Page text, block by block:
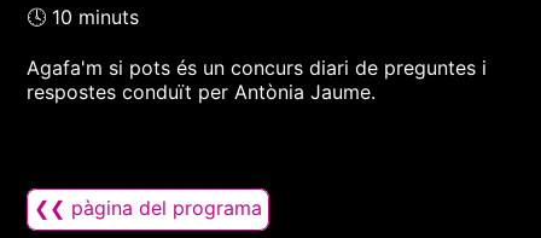
🕓 10 minuts
Agafa'm si pots és un concurs diari de preguntes i
respostes conduït per Antònia Jaume.
❮❮ pàgina del programa